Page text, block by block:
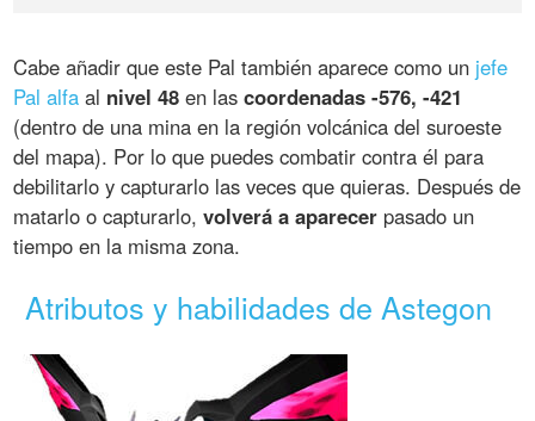
Cabe añadir que este Pal también aparece como un jefe
Pal alfa al nivel 48 en lascoordenadas -576, -421
(dentro de una mina en la región volcánica del suroeste
del mapa). Por lo que puedes combatir contra él para
debilitarlo y capturarlo las veces que quieras. Después de
matarlo o capturarlo,volverá a aparecer pasado un
tiempo en la misma zona.
Atributos y habilidades de Astegon